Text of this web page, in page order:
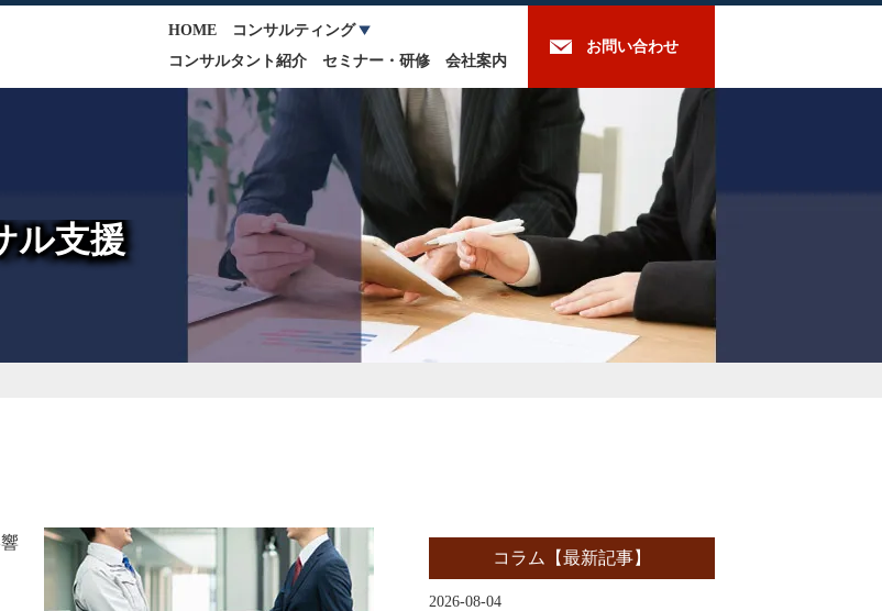
お問い合わせ
HOME
コンサルティング
コンサルタント紹介
セミナー・研修 会社案内
ル支援
コラム【最新記事】
2026-08-04